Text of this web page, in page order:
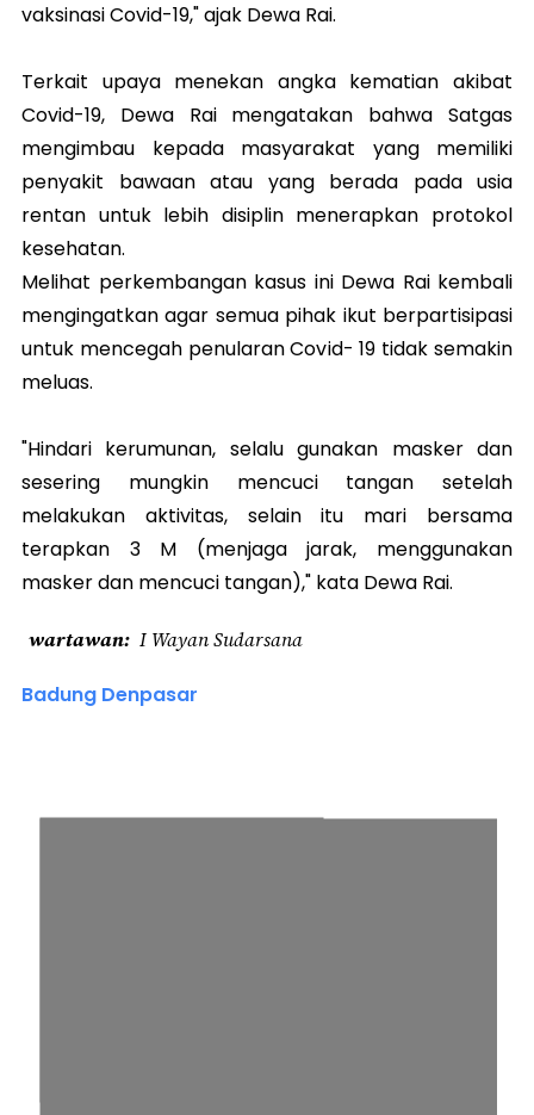
vaksinasi Covid-19," ajak Dewa Rai.
Terkait upaya menekan angka kematian akibat
Covid-19, Dewa Rai mengatakan bahwa Satgas
mengimbau kepada masyarakat yang memiliki
penyakit bawaan atau yang berada pada usia
rentan untuk lebih disiplin menerapkan protokol
kesehatan.
Melihat perkembangan kasus ini Dewa Rai kembali
mengingatkan agar semua pihak ikut berpartisipasi
untuk mencegah penularan Covid- 19 tidak semakin
meluas.
"Hindari kerumunan, selalu gunakan masker dan
sesering mungkin mencuci tangan setelah
melakukan aktivitas, selain itu mari bersama
terapkan 3 M (menjaga jarak, menggunakan
masker dan mencuci tangan)," kata Dewa Rai.
wartawan I Wayan Sudarsana
Badung Denpasar